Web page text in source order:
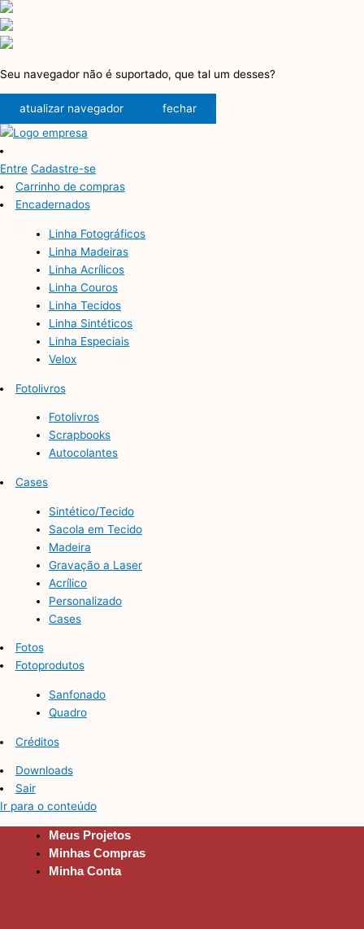
Seu navegador não é suportado, que tal um desses?
atualizar navegador fechar
Entre Cadastre-se
Carrinho de compras
Encadernados
Linha Fotográficos
Linha Madeiras
Linha Acrílicos
Linha Couros
Linha Tecidos
Linha Sintéticos
Linha Especiais
Velox
Fotolivros
Fotolivros
Scrapbooks
Autocolantes
Cases
Sintético/Tecido
Sacola em Tecido
Madeira
Gravação a Laser
Acrílico
Personalizado
Cases
Fotos
Fotoprodutos
Sanfonado
Quadro
Créditos
Downloads
Sair
Ir para o conteúdo
Meus Projetos
Minhas Compras
Minha Conta